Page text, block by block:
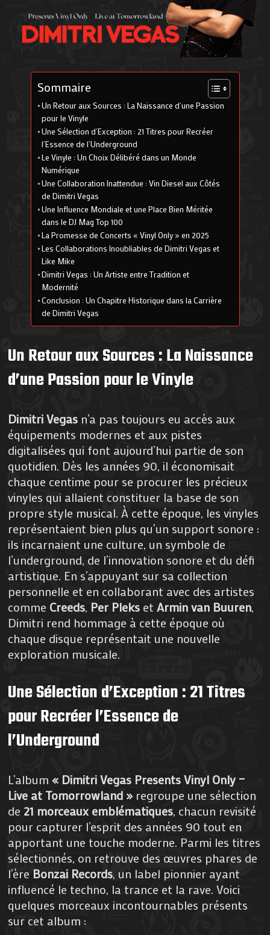
Sommaire
Un Retour aux Sources : La Naissance d’une Passion
pour le Vinyle
Une Sélection d’Exception : 21 Titres pour Recréer
l’Essence de l’Underground
Le Vinyle : Un Choix Délibéré dans un Monde
Numérique
Une Collaboration Inattendue : Vin Diesel aux Côtés
de Dimitri Vegas
Une Influence Mondiale et une Place Bien Méritée
dans le DJ Mag Top 100
La Promesse de Concerts « Vinyl Only » en 2025
Les Collaborations Inoubliables de Dimitri Vegas et
Like Mike
Dimitri Vegas : Un Artiste entre Tradition et
Modernité
Conclusion : Un Chapitre Historique dans la Carrière
de Dimitri Vegas
Un Retour aux Sources : La Naissance
d’une Passion pour le Vinyle
Dimitri Vegas n’a pas toujours eu accès aux
équipements modernes et aux pistes
digitalisées qui font aujourd’hui partie de son
quotidien. Dès les années 90, il économisait
chaque centime pour se procurer les précieux
vinyles qui allaient constituer la base de son
propre style musical. À cette époque, les vinyles
représentaient bien plus qu’un support sonore :
ils incarnaient une culture, un symbole de
l’underground, de l’innovation sonore et du défi
artistique. En s’appuyant sur sa collection
personnelle et en collaborant avec des artistes
comme Creeds, Per Pleks etArmin van Buuren,
Dimitri rend hommage à cette époque où
chaque disque représentait une nouvelle
exploration musicale.
Une Sélection d’Exception : 21 Titres
pour Recréer l’Essence de
l’Underground
L’album« Dimitri Vegas Presents Vinyl Only –
Live at Tomorrowland »regroupe une sélection
de 21 morceaux emblématiques, chacun revisité
pour capturer l’esprit des années 90 tout en
apportant une touche moderne. Parmi les titres
sélectionnés, on retrouve des œuvres phares de
l’ère Bonzai Records, un label pionnier ayant
influencé le techno, la trance et la rave. Voici
quelques morceaux incontournables présents
sur cet album :